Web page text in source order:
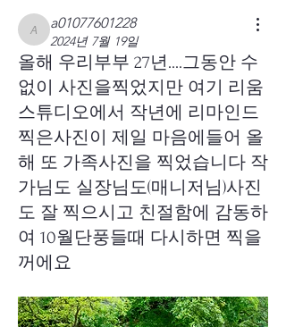
a01077601228
a01077601228
2024년 7월 19일
올해 우리부부 27년....그동안 수
없이 사진을찍었지만 여기 리움
스튜디오에서 작년에 리마인드
찍은사진이 제일 마음에들어 올
해 또 가족사진을 찍었습니다 작
가님도 실장님도(매니저님)사진
도 잘 찍으시고 친절함에 감동하
여 10월단풍들때 다시하면 찍을
꺼에요